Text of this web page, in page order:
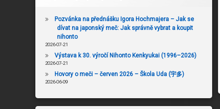
Pozvánka na přednášku Igora Hochmajera – Jak se
dívat na japonský meč: Jak správně vybrat a koupit
nihonto
2026-07-21
Výstava k 30. výročí Nihonto Kenkyukai (1996–2026)
2026-07-21
Hovory o meči – červen 2026 – Škola Uda (宇多)
2026-06-09